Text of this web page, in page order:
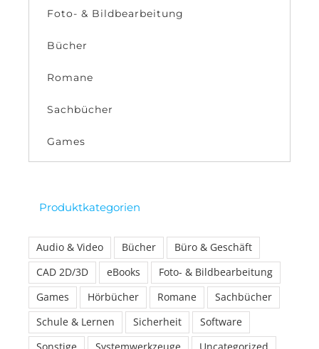
Foto- & Bildbearbeitung
Bücher
Romane
Sachbücher
Games
Produktkategorien
Audio & Video Bücher
Büro & Geschäft
CAD 2D/3D
eBooks
Foto- & Bildbearbeitung
Games
Hörbücher Romane
Sachbücher
Schule & Lernen
Sicherheit
Software